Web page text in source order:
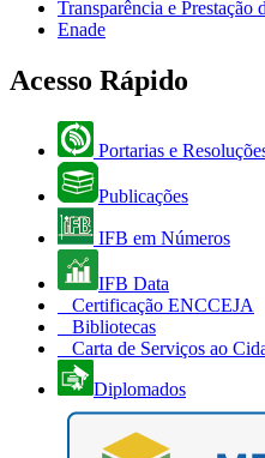
Transparência e Prestação
Enade
Acesso Rápido
Portarias e
Publicações
IFB em Números
IFB Data
Certificação ENCCEJA
Bibliotecas
Carta de Serviços ao
Diplomados